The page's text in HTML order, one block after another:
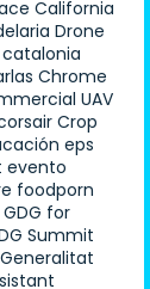
California
Drone
catalonia
Chrome
UAV
Crop
eps
evento
foodporn
GDG for
Summit
Generalitat